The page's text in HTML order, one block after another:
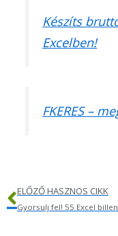
Készíts
Excelben!
FKERES –
ELŐZŐ HASZNOS CIKK